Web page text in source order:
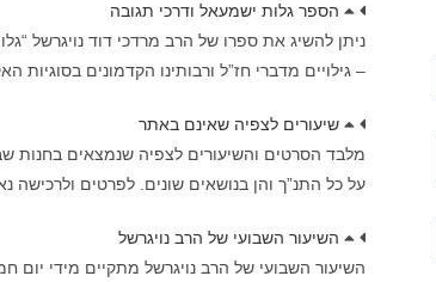
הספר גלות ישמעאל ודרכי תגובה
ניתן להשיג את ספרו של הרב מרדכי דוד נויגרשל
– גילויים מדברי חז”ל ורבותינו הקדמונים בסוגיות
שיעורים לצפיה שאינם באתר
מלבד הסרטים והשיעורים לצפיה שנמצאים בחנות
על כל התנ”ך והן בנושאים שונים. לפרטים ולרכישה נא
השיעור השבועי של הרב נויגרשל